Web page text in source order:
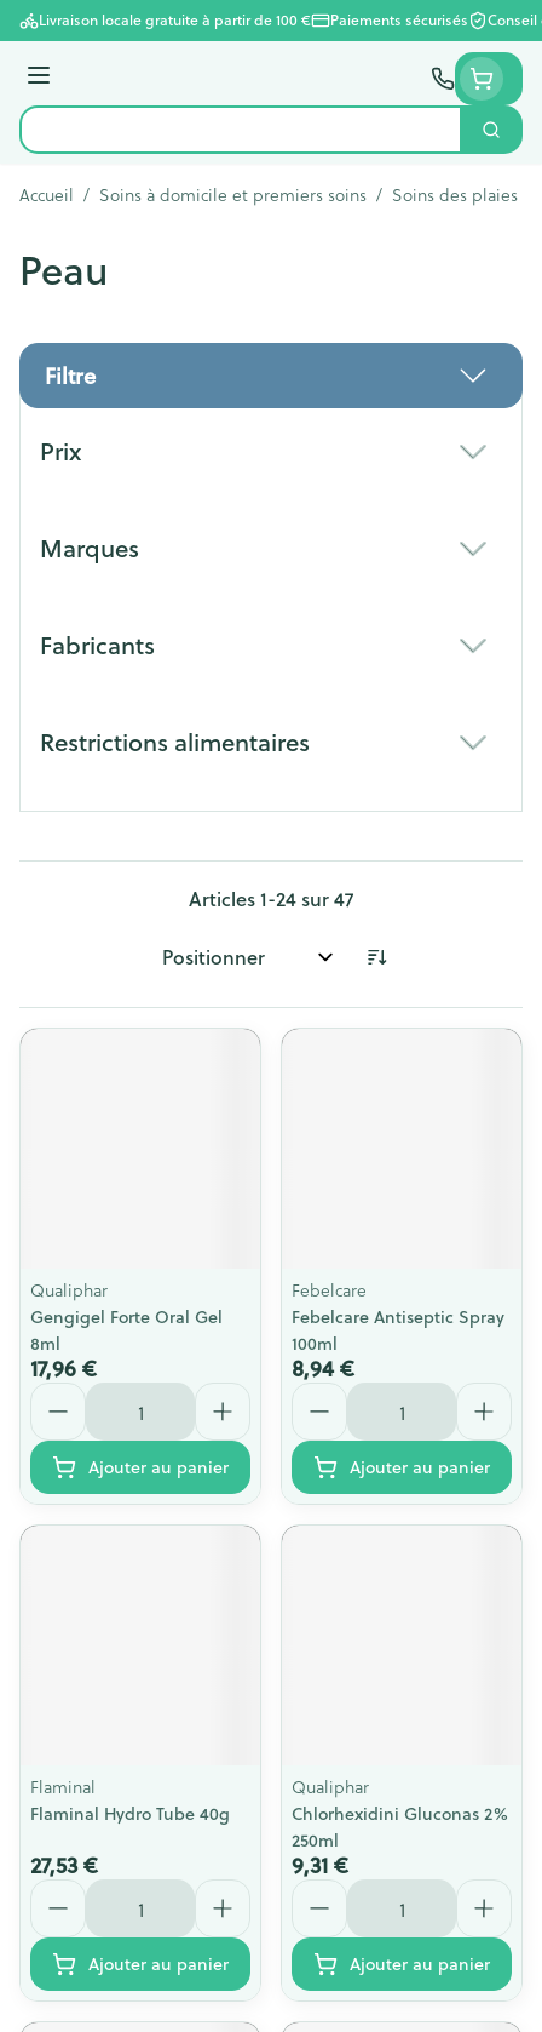
Aller au contenu
Livraison locale gratuite à partir de 100 € Paiements sécurisés
Menu
Rechercher
Accueil / Soins à domicile et premiers soins / Soins des plaies
Peau
Filtre
Prix
Marques
Fabricants
Restrictions alimentaires
Articles1-24sur47
Trier par:
Qualiphar
Gengigel Forte Oral Gel
8ml
17,96 €
Quantité
Ajouter au panier
Febelcare
Febelcare Antiseptic Spray
100ml
8,94 €
Quantité
Ajouter au panier
Flaminal
Flaminal Hydro Tube 40g
27,53 €
Quantité
Ajouter au panier
Qualiphar
Chlorhexidini Gluconas 2%
250ml
9,31 €
Quantité
Ajouter au panier